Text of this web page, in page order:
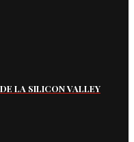
LA SILICON VALLEY